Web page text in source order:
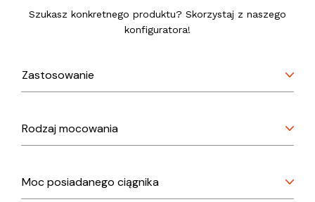
Szukasz konkretnego produktu? Skorzystaj z naszego
konfiguratora!